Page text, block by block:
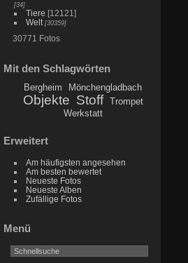
[34]
Tiere [12121]
Welt [30359]
30771 Fotos
Mit den Schlagwörten
Bergheim Mönchengladbach
Objekte Stoff
Trompet
Werkstatt
Erweitert
Am häufigsten angesehen
Am besten bewertet
Neueste Fotos
Neueste Alben
Zufällige Fotos
Menü